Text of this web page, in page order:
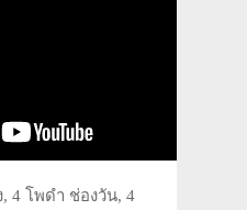
4 โพดำ ช่องวัน, 4